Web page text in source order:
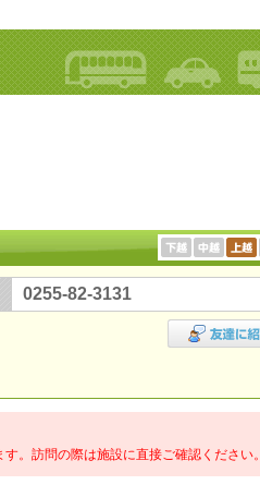
0255-82-3131
。訪問の際は施設に直接ご確認ください。